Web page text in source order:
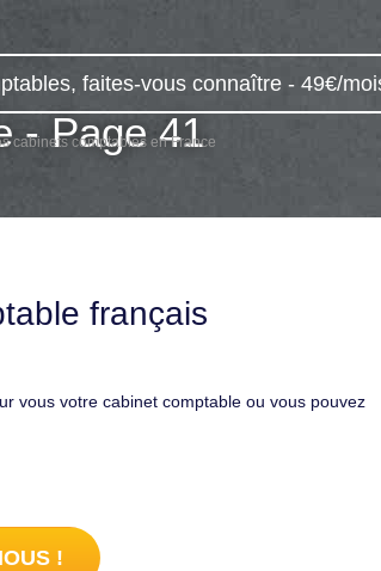
faites-vous connaître - 49€/
cabinets comptables en France
- Page 41
français
vous votre cabinet comptable ou vous pouvez
!